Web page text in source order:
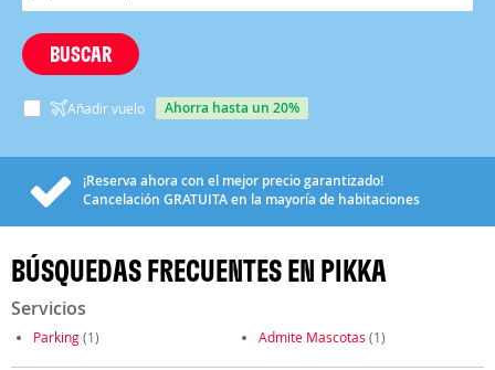
BUSCAR
Añadir vuelo ahorra hasta un 20%
¡Reserva ahora con el mejor precio garantizado!
Cancelación GRATUITAen la mayoría de habitaciones
BÚSQUEDAS FRECUENTES EN PIKKA
Servicios
Parking(1) Admite Mascotas (1)